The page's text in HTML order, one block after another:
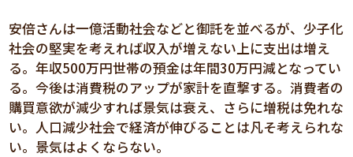
安倍さんは一億活動社会などと御託を並べるが、少子化
社会の堅実を考えれば収入が増えない上に支出は増え
る。年収500万円世帯の預金は年間30万円減となってい
る。今後は消費税のアップが家計を直撃する。消費者の
購買意欲が減少すれば景気は衰え、さらに増税は免れな
い。人口減少社会で経済が伸びることは凡そ考えられな
い。景気はよくならない。